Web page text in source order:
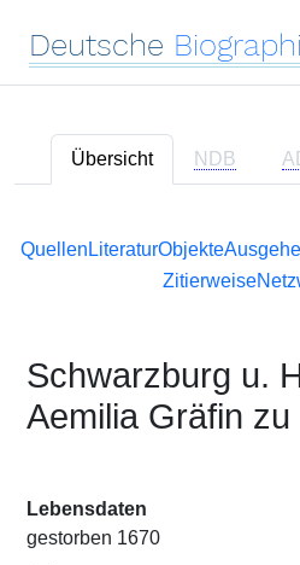
Deutsche
Übersicht NDB
Quellen LiteraturObjekte
Zitierweise
Schwarzburg u.
Aemilia Gräfin zu
Lebensdaten
gestorben 1670